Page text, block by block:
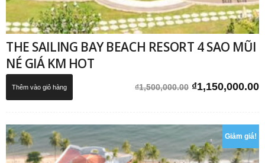
THE SAILING BAY BEACH RESORT 4 SAO MŨI
NÉ GIÁ KM HOT
₫1,500,000.00 Giá
₫1,500,000.00.
₫1,150,000.00
Thêm vào giỏ hàng
Giảm giá!